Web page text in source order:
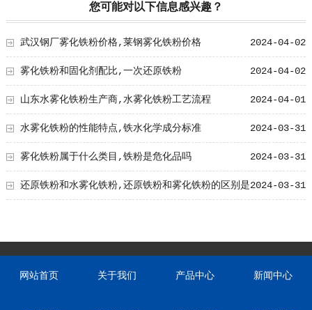
您可能对以下信息感兴趣？
2024-04-02
武汉钢厂雾化铁粉价格,莱钢雾化铁粉价格
2024-04-02
雾化铁粉和固化剂配比,一次还原铁粉
2024-04-01
山东水雾化铁粉生产商,水雾化铁粉工艺流程
2024-03-31
水雾化铁粉的性能特点,铁水化学成分标准
2024-03-31
雾化铁粉属于什么类目,铁粉是危化品吗
2024-03-31
还原铁粉和水雾化铁粉,还原铁粉和雾化铁粉的区别是
网站首页 关于我们 产品中心 新闻中心